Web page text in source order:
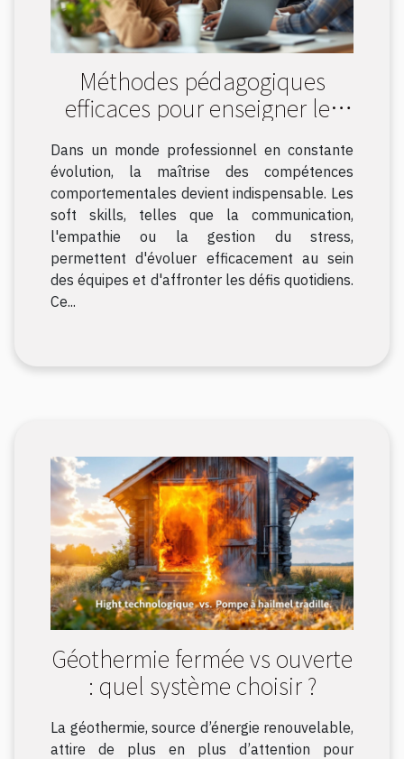
Méthodes pédagogiques
efficaces pour enseigner les
Dans un monde professionnel en constante
évolution, la maîtrise des compétences
comportementales devient indispensable. Les
soft skills, telles que la communication,
l'empathie ou la gestion du stress,
permettent d'évoluer efficacement au sein
des équipes et d'affronter les défis quotidiens.
Ce...
Géothermie fermée vs ouverte
: quel système choisir ?
La géothermie, source d’énergie renouvelable,
attire de plus en plus d’attention pour